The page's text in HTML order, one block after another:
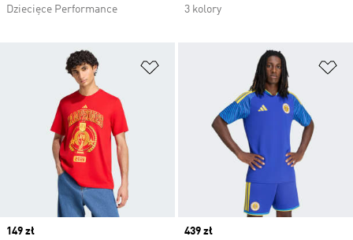
Dziecięce Performance
3 kolory
Dodaj do listy życzeń
Price
149 zł
Price
439 zł